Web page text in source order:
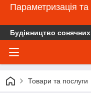
Параметризація та
Будівництво
Товари та послуги